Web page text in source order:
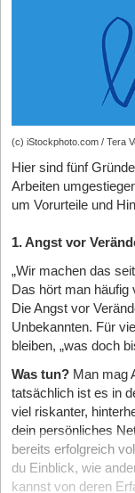
(c) iStockphoto.com / Tera
Hier sind fünf
Arbeiten
um Vorurteile und
1. Angst vor
„Wir machen das
Das hört man häufig
Die Angst vor
Unbekannten. Für
bleiben, „was doch
Was tun? Man mag
tatsächlich ist es in
viel riskanter,
dein persönliches
bereits erfolgreich
du Einblick, wie
kannst von deren